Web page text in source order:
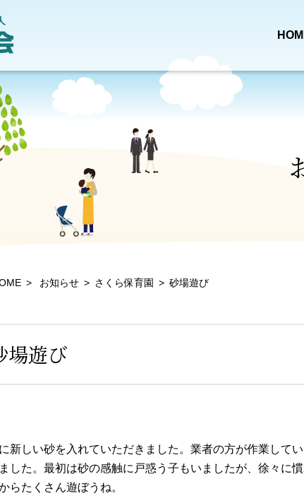
人について
覧
富士市吉原
献活動
プロジ
役員報
改善計
お知らせ さくら保育園 砂場遊び
場遊び
新しい砂を入れていただきました。業者の方が作業して
した。最初は砂の感触に戸惑う子もいましたが、徐々に
らたくさん遊ぼうね。